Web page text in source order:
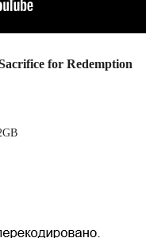
for Redemption